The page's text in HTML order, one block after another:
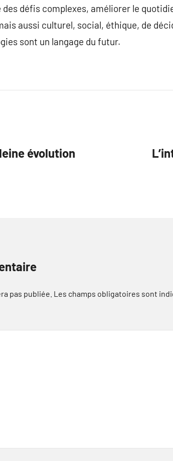
défis complexes, améliorer le
aussi culturel, social, éthique, de
sont un langage du futur.
évolution
pas publiée. Les champs obligatoires sont